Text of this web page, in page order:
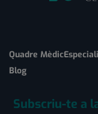
Quadre Mèdic
Blog
Subscriu-te a